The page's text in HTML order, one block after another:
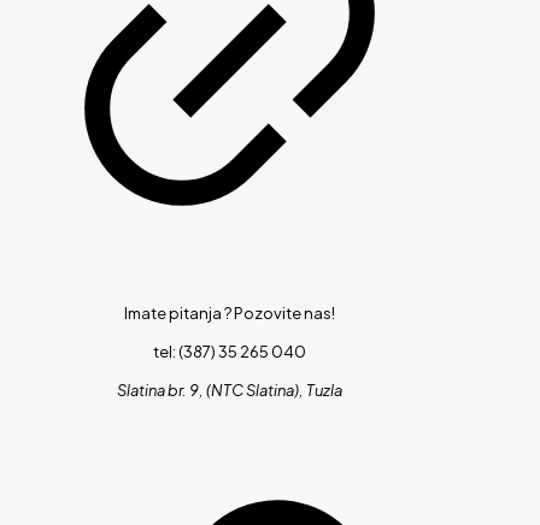
Imate pitanja ?Pozovite nas!
tel: (387) 35 265 040
Slatina br. 9, (NTC Slatina), Tuzla